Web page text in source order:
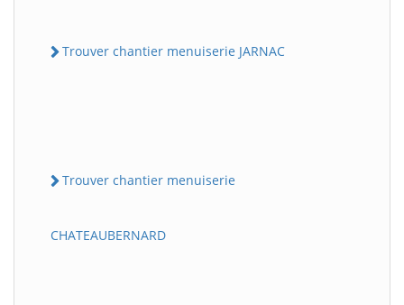
Trouver chantier menuiserie JARNAC
Trouver chantier menuiserie
CHATEAUBERNARD